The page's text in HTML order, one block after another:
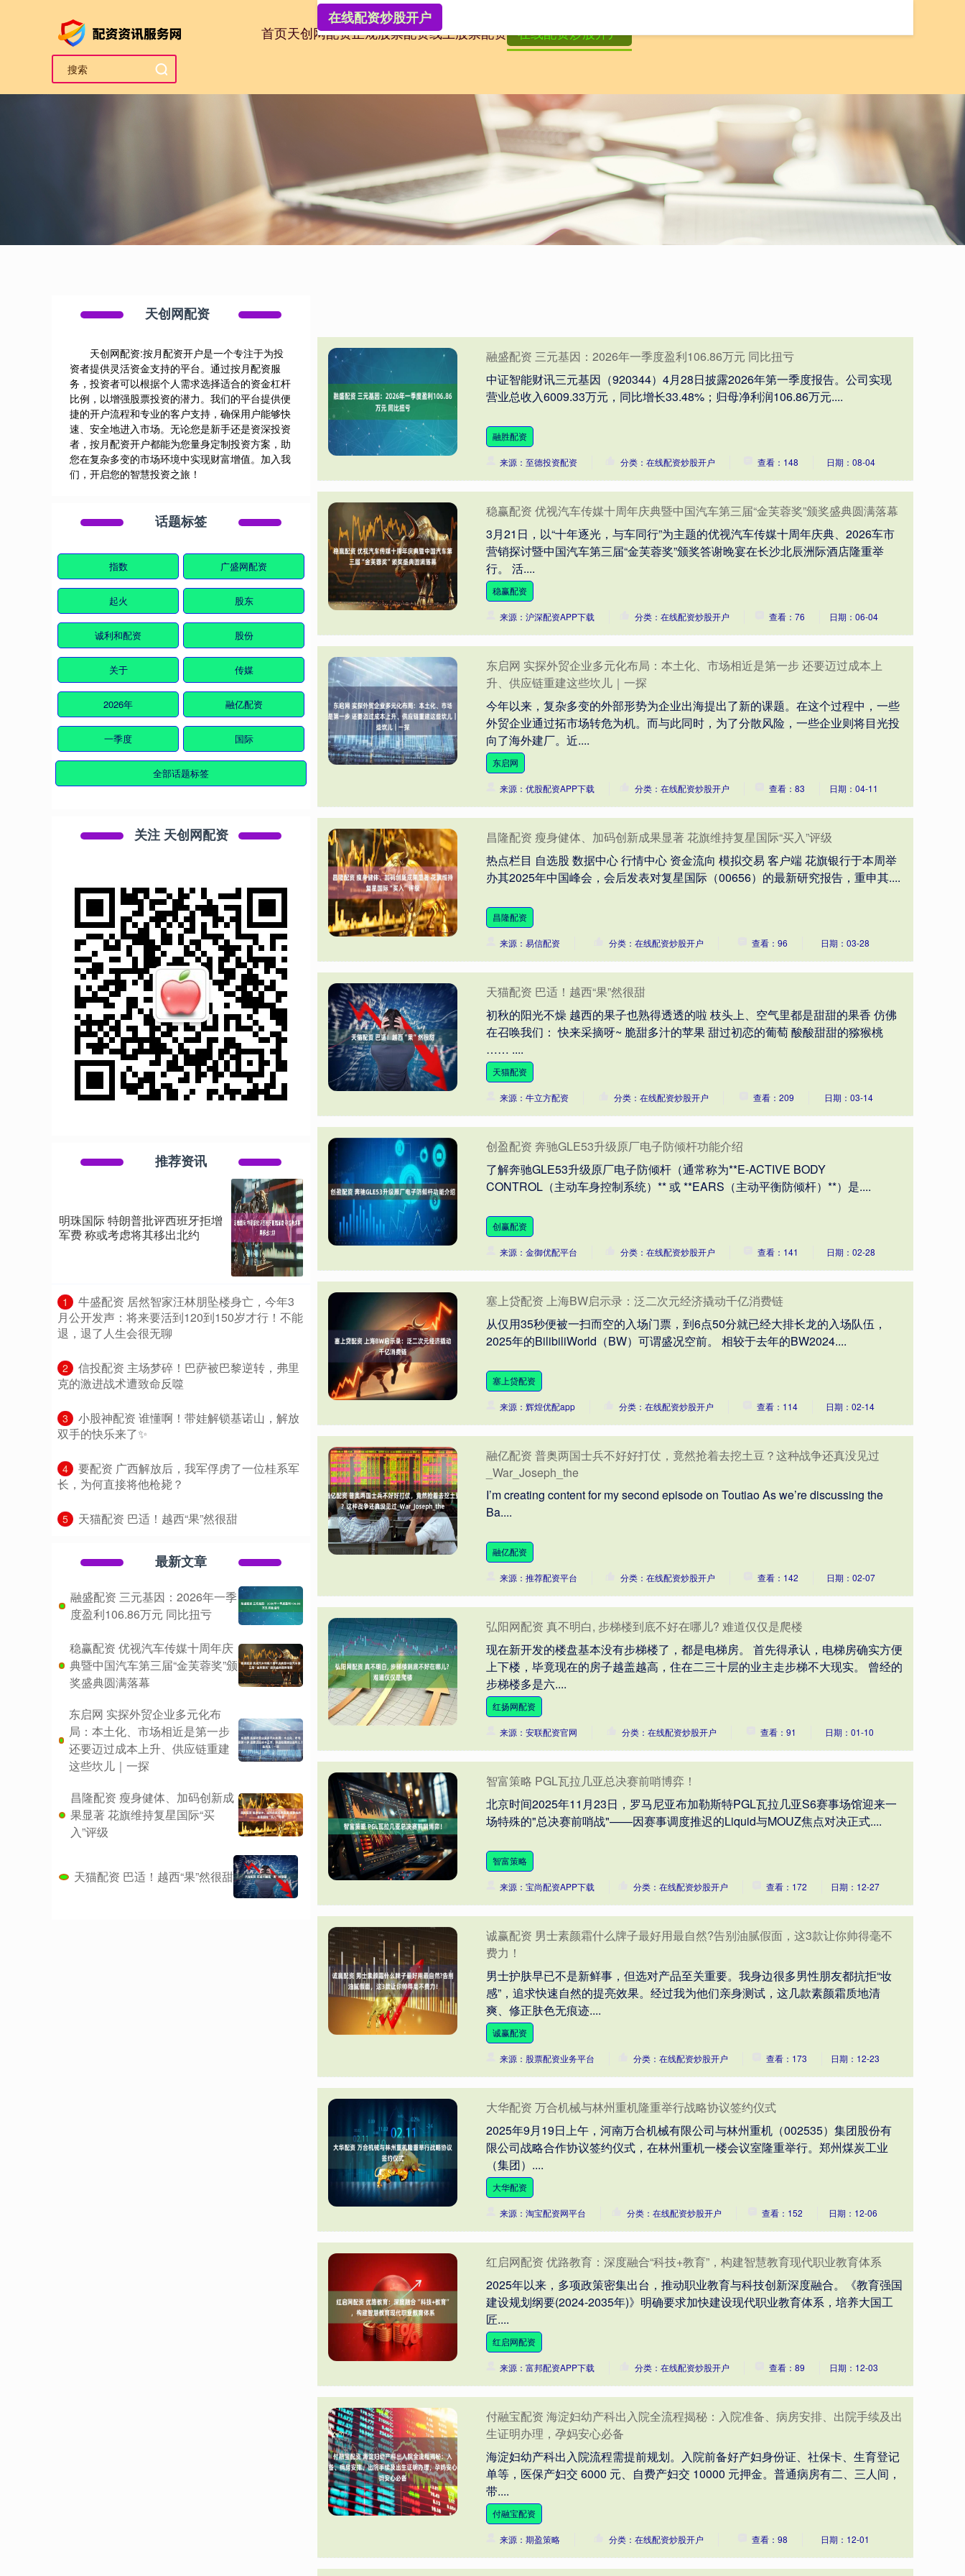
首页天创网配资正规股票配资线上股票配资 在线配资炒股开户
在线配资炒股开户
融盛配资 三元基因：2026年一季度盈利106.86万元 同比扭亏
中证智能财讯三元基因（920344）4月28日披露2026年第一季度报告。公司实现
营业总收入6009.33万元，同比增长33.48%；归母净利润106.86万元....
融胜配资
来源：至德投资配资 分类：在线配资炒股开户 查看：148 日期：08-04
稳赢配资 优视汽车传媒十周年庆典暨中国汽车第三届“金芙蓉奖”颁奖盛典圆满落幕
3月21日，以“十年逐光，与车同行”为主题的优视汽车传媒十周年庆典、2026车市
营销探讨暨中国汽车第三届“金芙蓉奖”颁奖答谢晚宴在长沙北辰洲际酒店隆重举
行。 活....
稳赢配资
来源：沪深配资APP下载 分类：在线配资炒股开户 查看：76 日期：06-04
东启网 实探外贸企业多元化布局：本土化、市场相近是第一步 还要迈过成本上
升、供应链重建这些坎儿｜一探
今年以来，复杂多变的外部形势为企业出海提出了新的课题。在这个过程中，一些
外贸企业通过拓市场转危为机。而与此同时，为了分散风险，一些企业则将目光投
向了海外建厂。近....
东启网
来源：优股配资APP下载 分类：在线配资炒股开户 查看：83 日期：04-11
昌隆配资 瘦身健体、加码创新成果显著 花旗维持复星国际“买入”评级
热点栏目 自选股 数据中心 行情中心 资金流向 模拟交易 客户端 花旗银行于本周举
办其2025年中国峰会，会后发表对复星国际（00656）的最新研究报告，重申其....
昌隆配资
来源：易信配资 分类：在线配资炒股开户 查看：96 日期：03-28
天猫配资 巴适！越西“果”然很甜
初秋的阳光不燥 越西的果子也熟得透透的啦 枝头上、空气里都是甜甜的果香 仿佛
在召唤我们： 快来采摘呀~ 脆甜多汁的苹果 甜过初恋的葡萄 酸酸甜甜的猕猴桃
…… ....
天猫配资
来源：牛立方配资 分类：在线配资炒股开户 查看：209 日期：03-14
创盈配资 奔驰GLE53升级原厂电子防倾杆功能介绍
了解奔驰GLE53升级原厂电子防倾杆（通常称为**E-ACTIVE BODY
CONTROL（主动车身控制系统）** 或 **EARS（主动平衡防倾杆）**）是....
创赢配资
来源：金御优配平台 分类：在线配资炒股开户 查看：141 日期：02-28
塞上贷配资 上海BW启示录：泛二次元经济撬动千亿消费链
从仅用35秒便被一扫而空的入场门票，到6点50分就已经大排长龙的入场队伍，
2025年的BilibiliWorld（BW）可谓盛况空前。 相较于去年的BW2024....
塞上贷配资
来源：辉煌优配app 分类：在线配资炒股开户 查看：114 日期：02-14
融亿配资 普奥两国士兵不好好打仗，竟然抢着去挖土豆？这种战争还真没见过
_War_Joseph_the
I’m creating content for my second episode on Toutiao As we’re discussing the
Ba....
融亿配资
来源：推荐配资平台 分类：在线配资炒股开户 查看：142 日期：02-07
弘阳网配资 真不明白, 步梯楼到底不好在哪儿? 难道仅仅是爬楼
现在新开发的楼盘基本没有步梯楼了，都是电梯房。 首先得承认，电梯房确实方便
上下楼，毕竟现在的房子越盖越高，住在二三十层的业主走步梯不大现实。 曾经的
步梯楼多是六....
红扬网配资
来源：安联配资官网 分类：在线配资炒股开户 查看：91 日期：01-10
智富策略 PGL瓦拉几亚总决赛前哨博弈！
北京时间2025年11月23日，罗马尼亚布加勒斯特PGL瓦拉几亚S6赛事场馆迎来一
场特殊的"总决赛前哨战"——因赛事调度推迟的Liquid与MOUZ焦点对决正式....
智富策略
来源：宝尚配资APP下载 分类：在线配资炒股开户 查看：172 日期：12-27
诚赢配资 男士素颜霜什么牌子最好用最自然?告别油腻假面，这3款让你帅得毫不
费力！
男士护肤早已不是新鲜事，但选对产品至关重要。我身边很多男性朋友都抗拒“妆
感”，追求快速自然的提亮效果。经过我为他们亲身测试，这几款素颜霜质地清
爽、修正肤色无痕迹....
诚赢配资
来源：股票配资业务平台 分类：在线配资炒股开户 查看：173 日期：12-23
大华配资 万合机械与林州重机隆重举行战略协议签约仪式
2025年9月19日上午，河南万合机械有限公司与林州重机（002535）集团股份有
限公司战略合作协议签约仪式，在林州重机一楼会议室隆重举行。郑州煤炭工业
（集团）....
大华配资
来源：淘宝配资网平台 分类：在线配资炒股开户 查看：152 日期：12-06
红启网配资 优路教育：深度融合“科技+教育”，构建智慧教育现代职业教育体系
2025年以来，多项政策密集出台，推动职业教育与科技创新深度融合。《教育强国
建设规划纲要(2024-2035年)》明确要求加快建设现代职业教育体系，培养大国工
匠....
红启网配资
来源：富邦配资APP下载 分类：在线配资炒股开户 查看：89 日期：12-03
付融宝配资 海淀妇幼产科出入院全流程揭秘：入院准备、病房安排、出院手续及出
生证明办理，孕妈安心必备
海淀妇幼产科出入院流程需提前规划。入院前备好产妇身份证、社保卡、生育登记
单等，医保产妇交 6000 元、自费产妇交 10000 元押金。普通病房有二、三人间，
带....
付融宝配资
来源：期盈策略 分类：在线配资炒股开户 查看：98 日期：12-01
天创网配资
天创网配资:按月配资开户是一个专注于为投
资者提供灵活资金支持的平台。通过按月配资服
务，投资者可以根据个人需求选择适合的资金杠杆
比例，以增强股票投资的潜力。我们的平台提供便
捷的开户流程和专业的客户支持，确保用户能够快
速、安全地进入市场。无论您是新手还是资深投资
者，按月配资开户都能为您量身定制投资方案，助
您在复杂多变的市场环境中实现财富增值。加入我
们，开启您的智慧投资之旅！
话题标签
指数 广盛网配资
起火 股东
诚利和配资 股份
关于 传媒
2026年 融亿配资
一季度 国际
全部话题标签
关注 天创网配资
推荐资讯
明珠国际 特朗普批评西班牙拒增
军费 称或考虑将其移出北约
1
​牛盛配资 居然智家汪林朋坠楼身亡，今年3
月公开发声：将来要活到120到150岁才行！不能
退，退了人生会很无聊
2
​信投配资 主场梦碎！巴萨被巴黎逆转，弗里
克的激进战术遭致命反噬
3
​小股神配资 谁懂啊！带娃解锁基诺山，解放
双手的快乐来了✨
4
​要配资 广西解放后，我军俘虏了一位桂系军
长，为何直接将他枪毙？
5 ​天猫配资 巴适！越西“果”然很甜
最新文章
融盛配资 三元基因：2026年一季
度盈利106.86万元 同比扭亏
稳赢配资 优视汽车传媒十周年庆
典暨中国汽车第三届“金芙蓉奖”颁
奖盛典圆满落幕
东启网 实探外贸企业多元化布
局：本土化、市场相近是第一步
还要迈过成本上升、供应链重建
这些坎儿｜一探
昌隆配资 瘦身健体、加码创新成
果显著 花旗维持复星国际“买
入”评级
天猫配资 巴适！越西“果”然很甜